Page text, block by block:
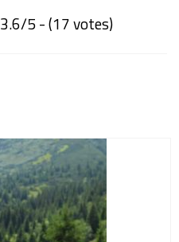
3.6/5 - (17 votes)